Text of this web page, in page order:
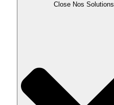
Close Nos Solutions